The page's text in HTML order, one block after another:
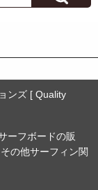
ンズ [ Quality
ーフボードの販
の他サーフィン関